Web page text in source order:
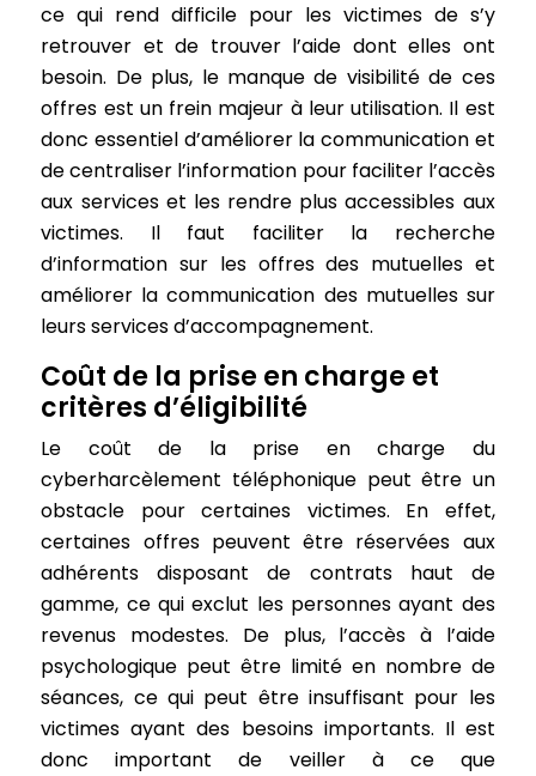
ce qui rend difficile pour les victimes de s’y
retrouver et de trouver l’aide dont elles ont
besoin. De plus, le manque de visibilité de ces
offres est un frein majeur à leur utilisation. Il est
donc essentiel d’améliorer la communication et
de centraliser l’information pour faciliter l’accès
aux services et les rendre plus accessibles aux
victimes. Il faut faciliter la recherche
d’information sur les offres des mutuelles et
améliorer la communication des mutuelles sur
leurs services d’accompagnement.
Coût de la prise en charge et
critères d’éligibilité
Le coût de la prise en charge du
cyberharcèlement téléphonique peut être un
obstacle pour certaines victimes. En effet,
certaines offres peuvent être réservées aux
adhérents disposant de contrats haut de
gamme, ce qui exclut les personnes ayant des
revenus modestes. De plus, l’accès à l’aide
psychologique peut être limité en nombre de
séances, ce qui peut être insuffisant pour les
victimes ayant des besoins importants. Il est
donc important de veiller à ce que